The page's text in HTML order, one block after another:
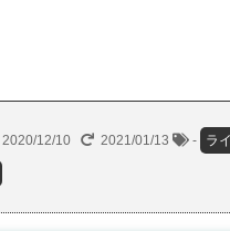
2020/12/10 2021/01/13 - ラ